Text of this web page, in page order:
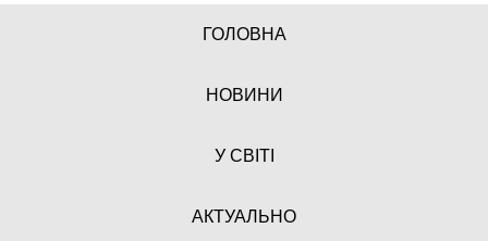
ГОЛОВНА
НОВИНИ
У СВІТІ
АКТУАЛЬНО